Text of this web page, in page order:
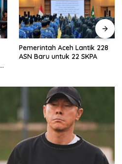
Pemerintah Aceh Lantik 228
ASN Baru untuk 22 SKPA